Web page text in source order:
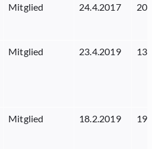
Mitglied 24.4.2017
Mitglied 23.4.2019
Mitglied 18.2.2019